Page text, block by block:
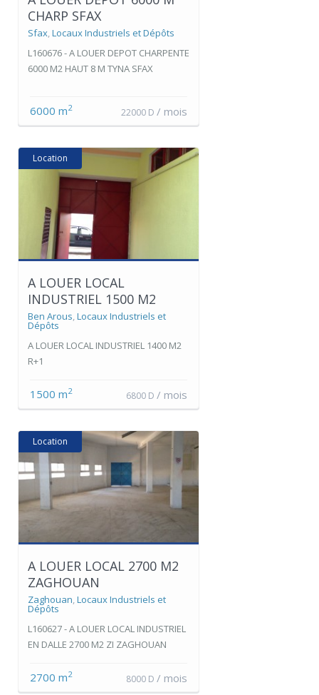
CHARP SFAX
Sfax,Locaux Industriels et Dépôts
L160676 - A LOUER DEPOT CHARPENTE
6000 M2 HAUT 8 M TYNA SFAX
6000 m2 22000 D / mois
Location
A LOUER LOCAL
INDUSTRIEL 1500 M2
Ben Arous,Locaux Industriels et
Dépôts
A LOUER LOCAL INDUSTRIEL 1400 M2
R+1
1500 m2 6800 D / mois
Location
A LOUER LOCAL 2700 M2
ZAGHOUAN
Zaghouan,Locaux Industriels et
Dépôts
L160627 - A LOUER LOCAL INDUSTRIEL
EN DALLE 2700 M2 ZI ZAGHOUAN
2700 m2 8000 D / mois